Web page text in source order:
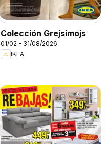
Colección Grejsimojs
01/02 - 31/08/2026
IKEA